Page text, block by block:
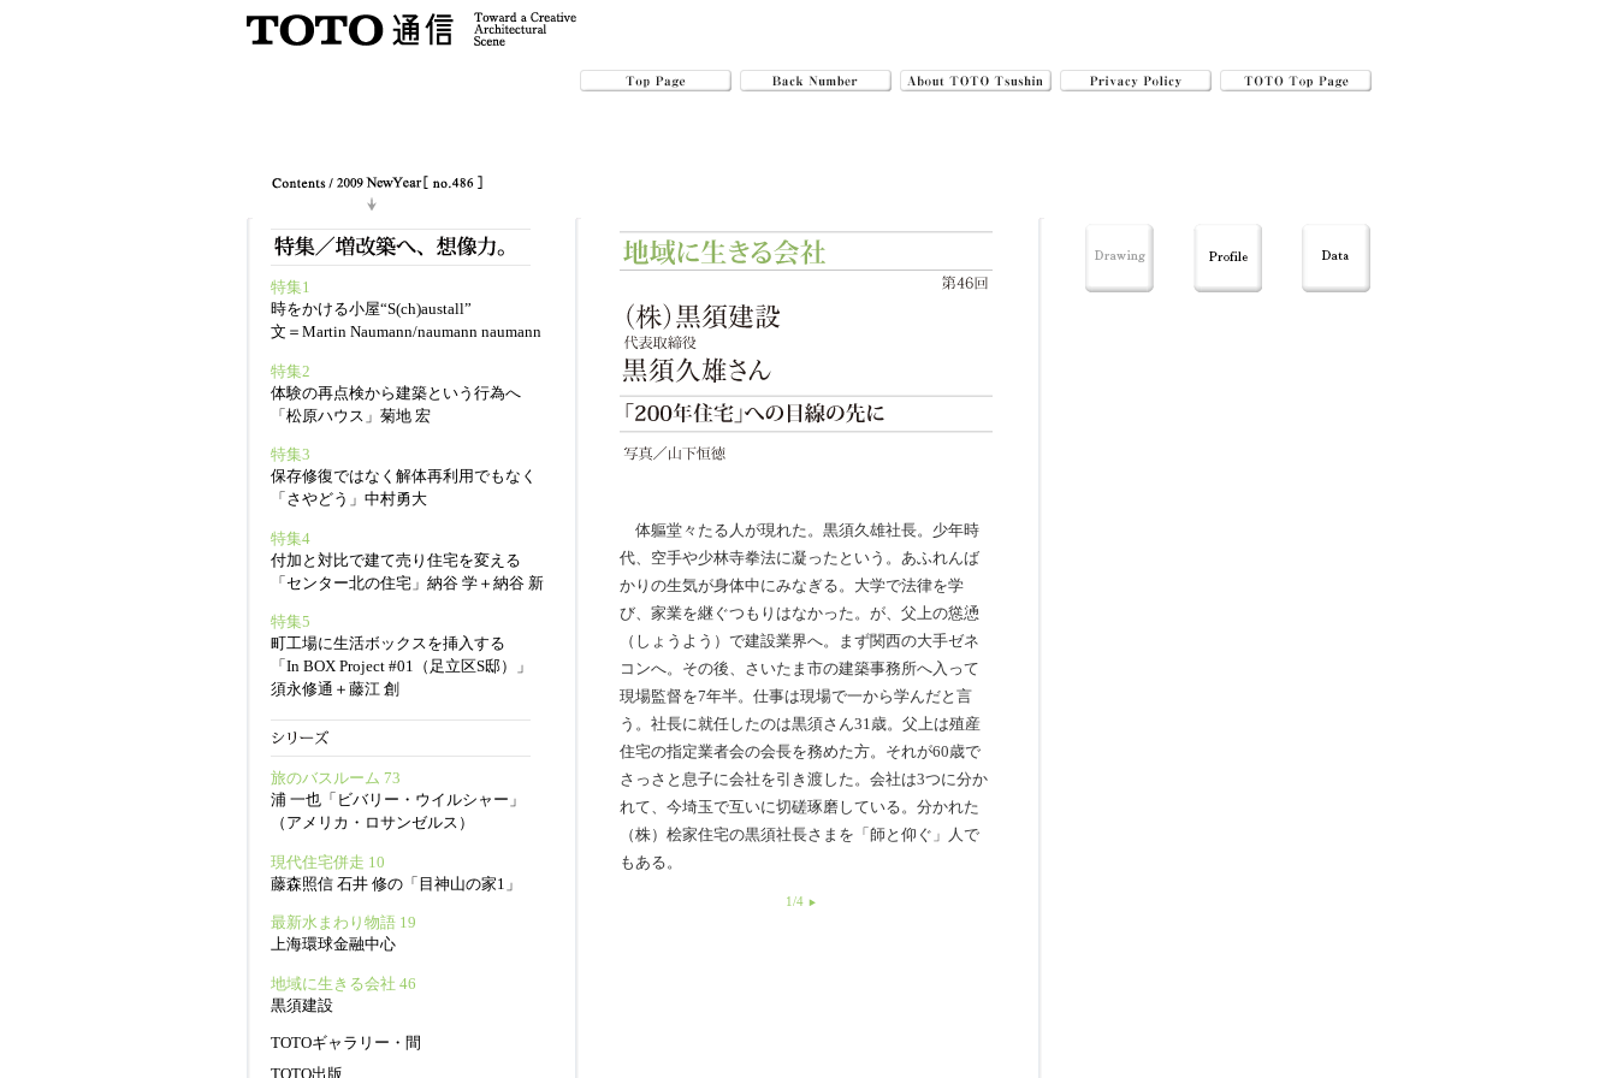
特集1
時をかける小屋“S(ch)austall”
文＝Martin Naumann/naumann naumann
特集2
体験の再点検から建築という行為へ
「松原ハウス」菊地 宏
特集3
保存修復ではなく解体再利用でもなく
「さやどう」中村勇大
特集4
付加と対比で建て売り住宅を変える
「センター北の住宅」納谷 学＋納谷 新
特集5
町工場に生活ボックスを挿入する
「In BOX Project #01（足立区S邸）」
須永修通＋藤江 創
旅のバスルーム 73
浦 一也「ビバリー・ウイルシャー」
（アメリカ・ロサンゼルス）
現代住宅併走 10
藤森照信 石井 修の「目神山の家1」
最新水まわり物語 19
上海環球金融中心
地域に生きる会社 46
黒須建設
TOTOギャラリー・間
TOTO出版
体軀堂々たる人が現れた。黒須久雄社長。少年時
代、空手や少林寺拳法に凝ったという。あふれんば
かりの生気が身体中にみなぎる。大学で法律を学
び、家業を継ぐつもりはなかった。が、父上の慫慂
（しょうよう）で建設業界へ。まず関西の大手ゼネ
コンへ。その後、さいたま市の建築事務所へ入って
現場監督を7年半。仕事は現場で一から学んだと言
う。社長に就任したのは黒須さん31歳。父上は殖産
住宅の指定業者会の会長を務めた方。それが60歳で
さっさと息子に会社を引き渡した。会社は3つに分か
れて、今埼玉で互いに切磋琢磨している。分かれた
（株）桧家住宅の黒須社長さまを「師と仰ぐ」人で
もある。
1/4